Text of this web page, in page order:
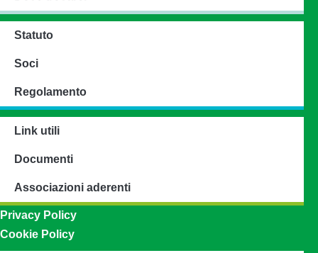
Statuto
Soci
Regolamento
Link utili
Documenti
Associazioni aderenti
Privacy Policy
Cookie Policy